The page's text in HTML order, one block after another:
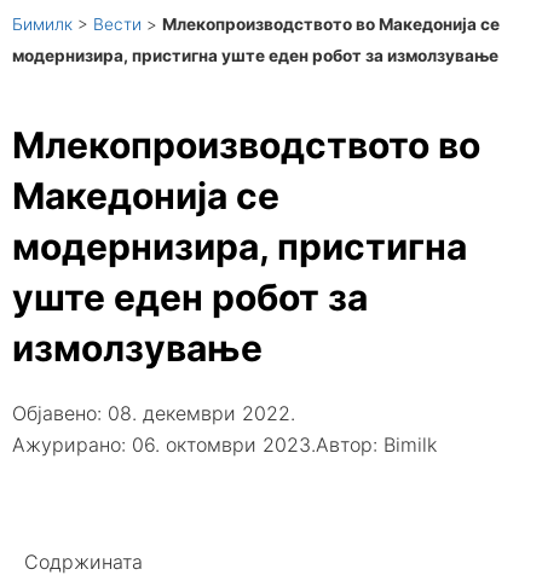
Бимилк > Вести > Млекопроизводството во Македонија се
модернизира, пристигна уште еден робот за измолзување
Млекопроизводството во
Македонија се
модернизира, пристигна
уште еден робот за
измолзување
Објавено: 08. декември 2022.
Ажурирано: 06. октомври 2023.Автор: Bimilk
Содржината